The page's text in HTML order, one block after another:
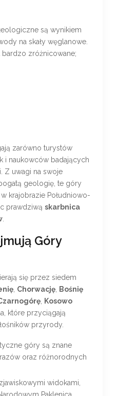
są wynikiem
na skały węglanowe.
bardzo zróżnicowane;
zarówno turystów
i naukowców badających
Z uwagi na swoje
geologię, te góry
krajobrazie Południowo-
prawdziwą skarbnica
Góry
się przez siedem
Chorwację
Bośnię
Kosowo
które przyciągają
przyrody.
góry są znane
oraz różnorodnych
widokami,
Paklenica,